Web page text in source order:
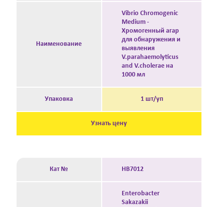
Наименование
Vibrio Chromogenic
Medium -
Хромогенный агар
для обнаружения и
выявления
V.parahaemolyticus
and V.cholerae на
1000 мл
Упаковка 1 шт/уп
Узнать цену
Кат № HB7012
Enterobacter
Sakazakii